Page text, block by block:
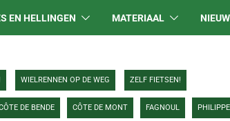
EN HELLINGEN MATERIAAL
WIELRENNEN OP DE WEG ZELF FIETSEN!
DE BENDE CÔTE DE MONT FAGNOUL